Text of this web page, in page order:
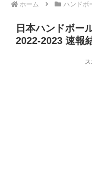
ホーム ハンドボ
日本ハンドボー
2022-2023 速報